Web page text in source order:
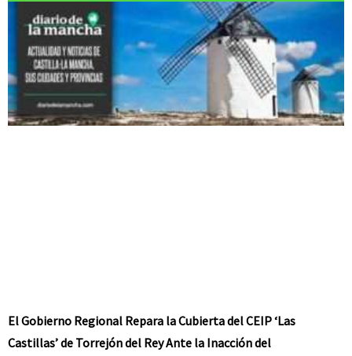
El Gobierno Regional Repara la Cubierta del CEIP ‘Las
Castillas’ de Torrejón del Rey Ante la Inacción del